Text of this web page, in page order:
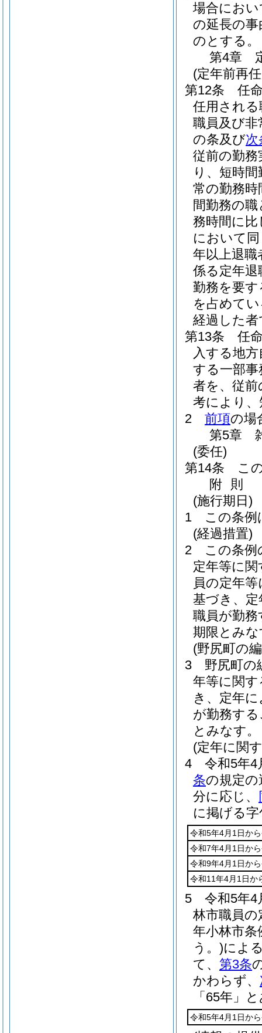
場合にお
の延長の
のとする。
第4章
(定年前再
第12条
任
任用され
職員及び
の条及び次
従前の勤
り、短時
常の勤務
間勤務の
務時間に
において
年以上退
係る定年退
勤務を要
を占めて
経過した
第13条
任
入する地
する一部
者を、従
考により
2
前項の場
第5章
(委任)
第14条
こ
附 則
(施行期日)
1
この条例
(経過措置)
2
この条例
定年等に
員の定年
基づき、
職員が勤
期限とみな
(野尻町の
3
野尻町の
年等に関す
き、定年
が勤務す
とみなす。
(定年に関
4
令和5年4
条の規定
分に応じ、
に掲げる
令和5年4月1日か
令和7年4月1日か
令和9年4月1日か
令和11年4月1日か
5
令和5年4
林市職員
年小林市条
う。)によ
て、 第3条
かわらず、
「65年」
令和5年4月1日か